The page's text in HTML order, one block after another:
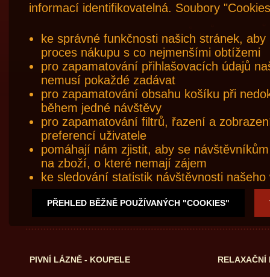
informací identifikovatelná. Soubory
ke správné funkčnosti našich stránek,
proces nákupu s co nejmenšími obtížemi
pro zapamatování přihlašovacích údajů
nemusí pokaždé zadávat
pro zapamatování obsahu košíku při
během jedné návštěvy
pro zapamatování filtrů, řazení a
preferencí uživatele
pomáhají nám zjistit, aby se
na zboží, o které nemají zájem
ke sledování statistik návštěvnosti našeho
PŘEHLED BĚŽNĚ POUŽÍVANÝCH "COOKIES"
PIVNÍ LÁZNĚ - KOUPELE RELAXAČNÍ